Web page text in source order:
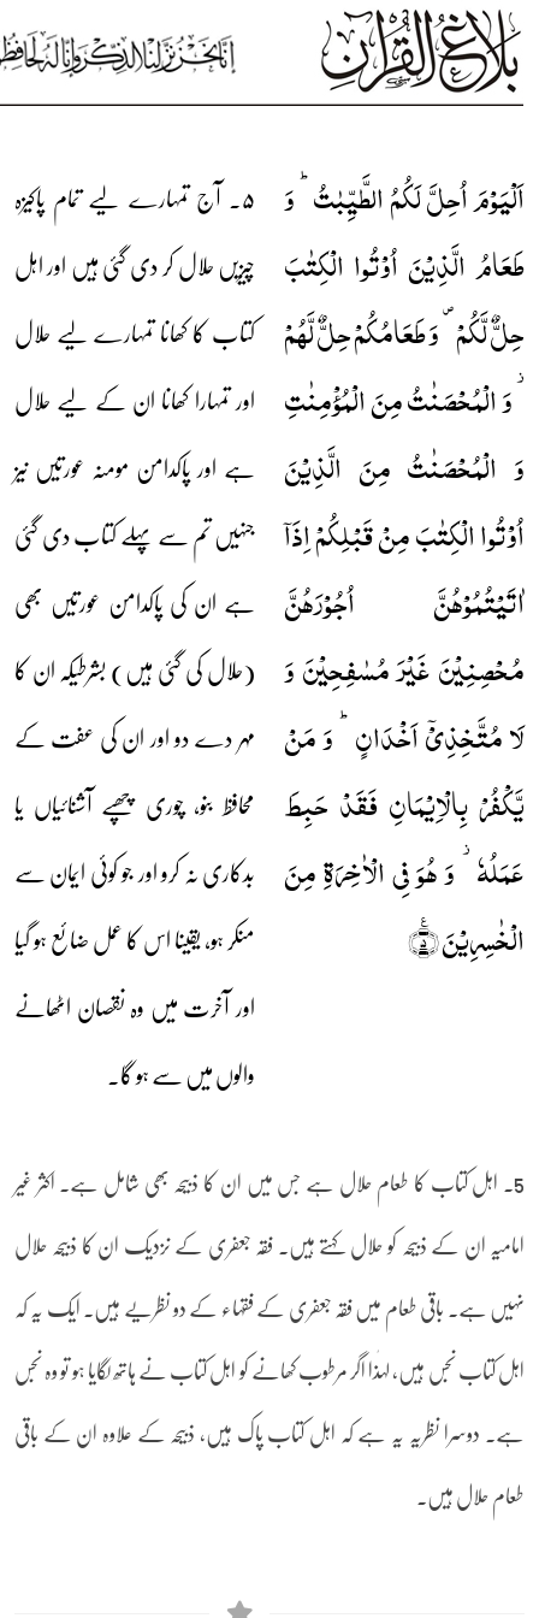
اَلۡیَوۡمَ اُحِلَّ لَکُمُ الطَّیِّبٰتُ ؕ وَ
طَعَامُ الَّذِیۡنَ اُوۡتُوا الۡکِتٰبَ
حِلٌّ لَّکُمۡ ۪ وَ طَعَامُکُمۡ حِلٌّ لَّہُمۡ
۫ وَ الۡمُحۡصَنٰتُ مِنَ الۡمُؤۡمِنٰتِ
وَ الۡمُحۡصَنٰتُ مِنَ الَّذِیۡنَ
اُوۡتُوا الۡکِتٰبَ مِنۡ قَبۡلِکُمۡ اِذَاۤ
اٰتَیۡتُمُوۡہُنَّ اُجُوۡرَہُنَّ
مُحۡصِنِیۡنَ غَیۡرَ مُسٰفِحِیۡنَ وَ
لَا مُتَّخِذِیۡۤ اَخۡدَانٍ ؕ وَ مَنۡ
یَّکۡفُرۡ بِالۡاِیۡمَانِ فَقَدۡ حَبِطَ
عَمَلُہٗ ۫ وَ ہُوَ فِی الۡاٰخِرَۃِ مِنَ
الۡخٰسِرِیۡنَ ٪﴿۵﴾
۵۔ آج تمہارے لیے تمام پاکیزہ
چیزیں حلال کر دی گئی ہیں اور اہل
کتاب کا کھانا تمہارے لیے حلال
اور تمہارا کھانا ان کے لیے حلال
ہے اور پاکدامن مومنہ عورتیں نیز
جنہیں تم سے پہلے کتاب دی گئی
ہے ان کی پاکدامن عورتیں بھی
(حلال کی گئی ہیں) بشرطیکہ ان کا
مہر دے دو اور ان کی عفت کے
محافظ بنو، چوری چھپے آشنائیاں یا
بدکاری نہ کرو اور جو کوئی ایمان سے
منکر ہو، یقینا اس کا عمل ضائع ہو گیا
اور آخرت میں وہ نقصان اٹھانے
والوں میں سے ہو گا۔
5۔ اہل کتاب کا طعام حلال ہے جس میں ان کا ذبیحہ بھی شامل ہے۔ اکثر غیر
امامیہ ان کے ذبیحہ کو حلال کہتے ہیں۔ فقہ جعفری کے نزدیک ان کا ذبیحہ حلال
نہیں ہے۔ باقی طعام میں فقہ جعفری کے فقہاء کے دو نظریے ہیں۔ ایک یہ کہ
اہل کتاب نجس ہیں، لہٰذا اگر مرطوب کھانے کو اہل کتاب نے ہاتھ لگایا ہو تو وہ نجس
ہے۔ دوسرا نظریہ یہ ہے کہ اہل کتاب پاک ہیں، ذبیحہ کے علاوہ ان کے باقی
طعام حلال ہیں۔